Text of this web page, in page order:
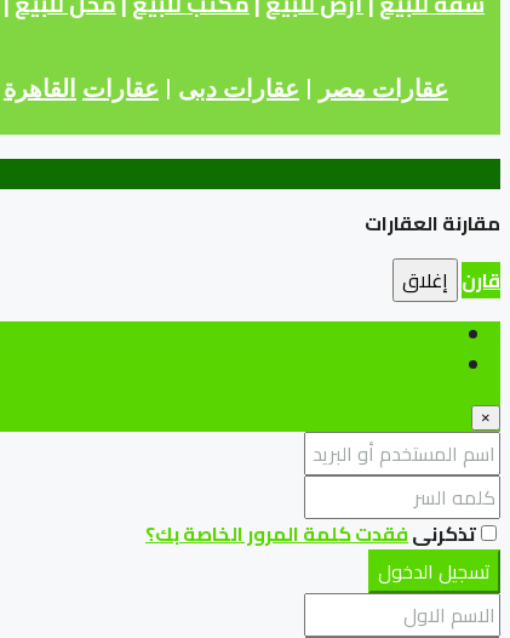
عقارات مصر | عقارات دبى | عقارات القاهرة
مقارنة العقارات
قارن إغلاق
×
تذكرنىفقدت كلمة المرور الخاصة بك؟
تسجيل الدخول